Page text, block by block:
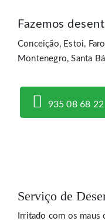
Fazemos
Conceição, Estoi,
Montenegro, Santa
935 08 68 22
Serviço de
Irritado com os maus